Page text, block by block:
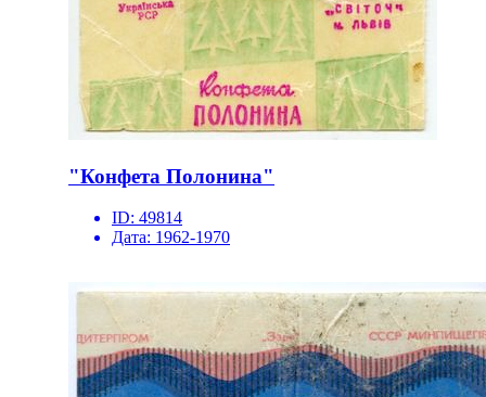
"Конфета Полонина"
ID: 49814
Дата: 1962-1970